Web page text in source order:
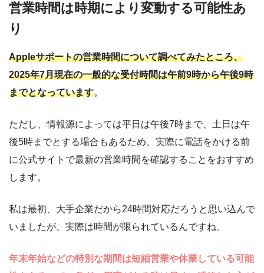
営業時間は時期により変動する可能性あ
り
Appleサポートの営業時間について調べてみたところ、
2025年7月現在の一般的な受付時間は午前9時から午後9時
までとなっています。
ただし、情報源によっては平日は午後7時まで、土日は午
後5時までとする場合もあるため、実際に電話をかける前
に公式サイトで最新の営業時間を確認することをおすすめ
します。
私は最初、大手企業だから24時間対応だろうと思い込んで
いましたが、実際は時間が限られているんですね。
年末年始などの特別な期間は短縮営業や休業している可能